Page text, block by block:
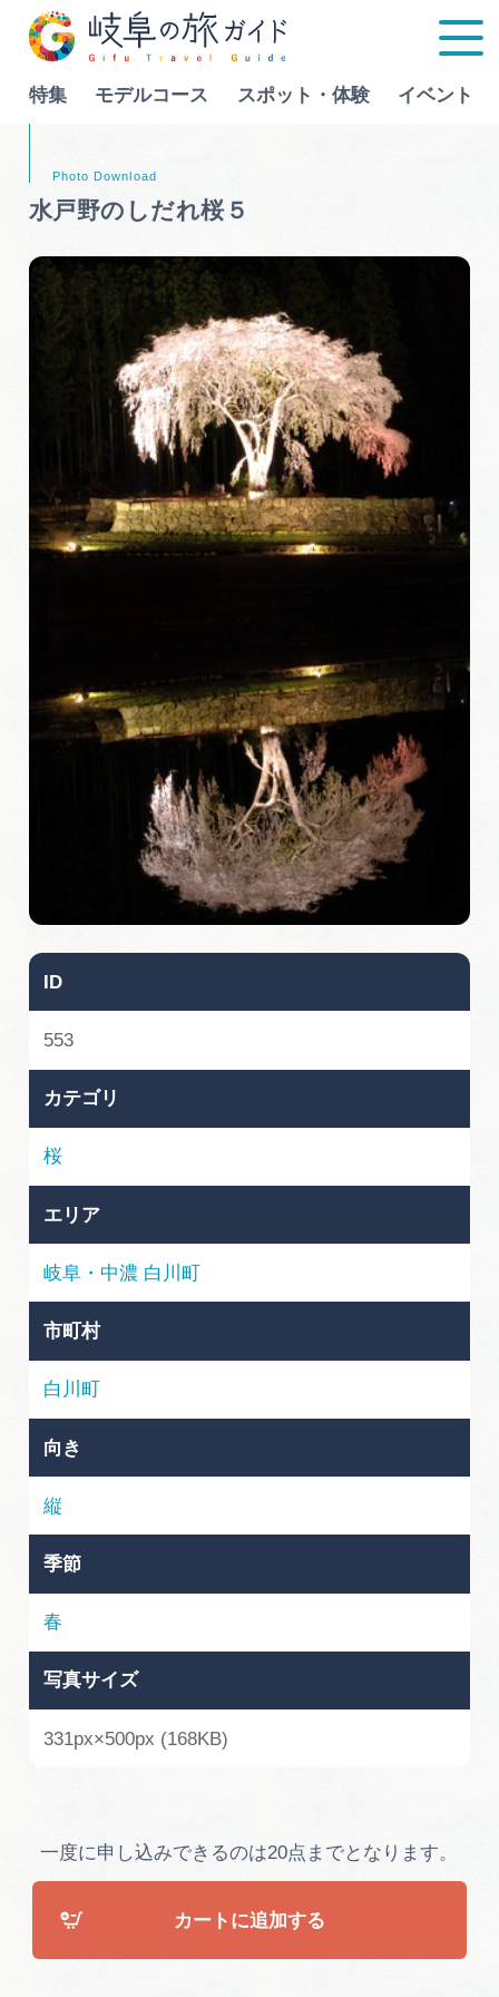
特集 モデルコース スポット・体験 イベント
特集
モデルコース
スポット・体験
イベント
グルメ
旅の予約
ぎふ旅レポーター記事
早わかり岐阜
買い物・お土産
体験予約サイト「ＶＩＳＩＴ岐阜県」
岐阜県アウトドア観光キャンペーン
岐阜県まるごと観光エリアガイド
フォトライブラリー
運営組織
広告掲載
Language
水戸野のしだれ桜５
ID
553
カテゴリ
桜
エリア
岐阜・中濃 白川町
市町村
白川町
向き
縦
季節
春
写真サイズ
331px×500px (168KB)
一度に申し込みできるのは20点までとなります。
カートに追加する